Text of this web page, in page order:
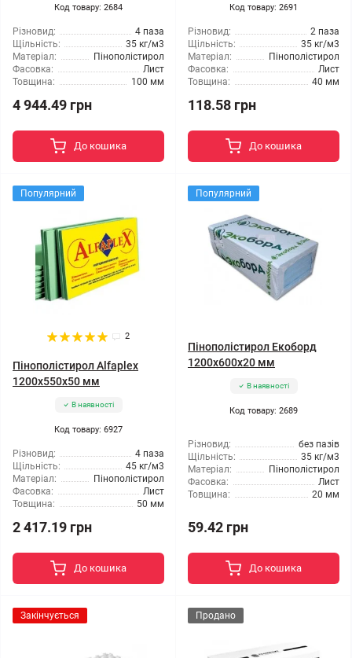
Код товару: 2684
Різновид:
4 паза
Щільність:
35 кг/м3
Матеріал:
Пінополістирол
Фасовка:
Лист
Товщина:
100 мм
4 944.49 грн
До кошика
Код товару: 2691
Різновид:
2 паза
Щільність:
35 кг/м3
Матеріал:
Пінополістирол
Фасовка:
Лист
Товщина:
40 мм
118.58 грн
До кошика
Популярний
2
Пінополістирол Alfaplex
1200x550x50 мм
В наявності
Код товару: 6927
Різновид:
4 паза
Щільність:
45 кг/м3
Матеріал:
Пінополістирол
Фасовка:
Лист
Товщина:
50 мм
2 417.19 грн
До кошика
Популярний
Пінополістирол Екоборд
1200x600x20 мм
В наявності
Код товару: 2689
Різновид:
без пазів
Щільність:
35 кг/м3
Матеріал:
Пінополістирол
Фасовка:
Лист
Товщина:
20 мм
59.42 грн
До кошика
Закінчується Продано